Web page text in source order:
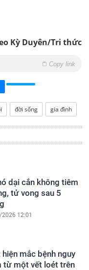
Kỳ Duyên/Tri thức
Copy link
đời sống gia đình
dại cắn không tiêm
tử vong sau 5
12:01
hiện mắc bệnh nguy
từ một vết loét trên